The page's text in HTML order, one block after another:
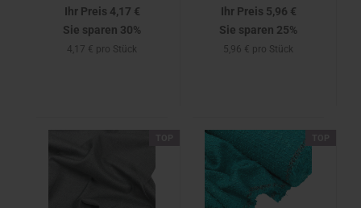
Ihr Preis 4,17 €
Sie sparen 30%
4,17 € pro Stück
Ihr Preis 5,96 €
Sie sparen 25%
5,96 € pro Stück